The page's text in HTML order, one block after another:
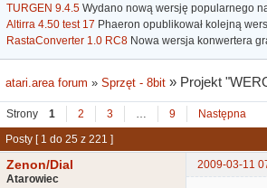
TURGEN 9.4.5 Wydano nową wersję popularnego
Altirra 4.50 test 17 Phaeron opublikował kolejną
RastaConverter 1.0 RC8 Nowa wersja konwertera
atari.area forum »Sprzęt - 8bit » Projekt
Strony 1 2 3 … 9
Następna
Posty [ 1 do 25 z 221 ]
Zenon/Dial
2009-03-11
Atarowiec